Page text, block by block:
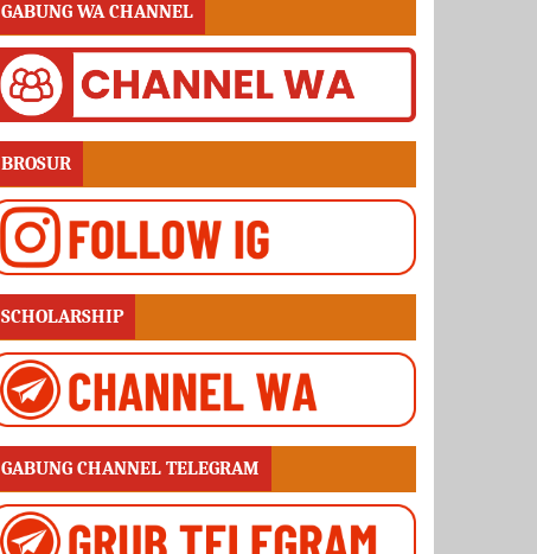
GABUNG WA CHANNEL
BROSUR
SCHOLARSHIP
GABUNG CHANNEL TELEGRAM